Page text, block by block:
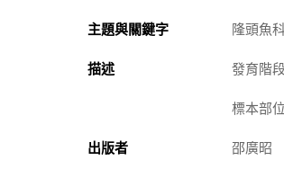
主題與關鍵字 隆頭魚
描述 發育階
標本部
出版者 邵廣昭